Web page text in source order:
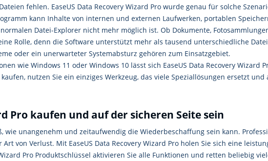
fehlen. EaseUS Data Recovery Wizard Pro wurde genau für solche
kann Inhalte von internen und externen Laufwerken, portablen
Datei-Explorer nicht mehr möglich ist. Ob Dokumente,
Rolle, denn die Software unterstützt mehr als tausend unterschiedliche
oder ein unerwarteter Systemabsturz gehören zum Einsatzgebiet.
wie Windows 11 oder Windows 10 lässt sich EaseUS Data Recovery Wizard
kaufen, nutzen Sie ein einziges Werkzeug, das viele Speziallösungen ersetzt
Pro kaufen und auf der sicheren Seite sein
wie unangenehm und zeitaufwendig die Wiederbeschaffung sein kann.
von Verlust. Mit EaseUS Data Recovery Wizard Pro holen Sie sich eine
Pro Produktschlüssel aktivieren Sie alle Funktionen und retten beliebig